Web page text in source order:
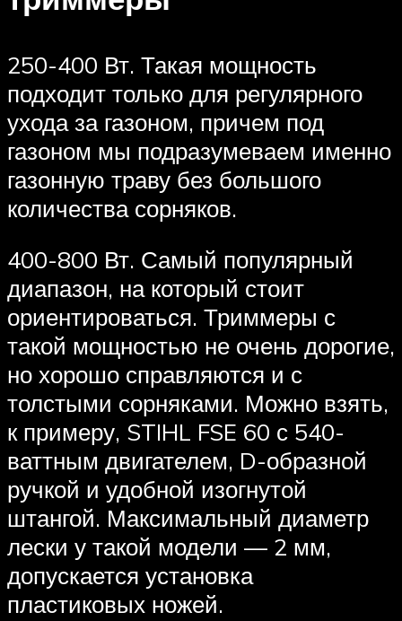
250-400 Вт. Такая мощность
подходит только для регулярного
ухода за газоном, причем под
газоном мы подразумеваем именно
газонную траву без большого
количества сорняков.
400-800 Вт. Самый популярный
диапазон, на который стоит
ориентироваться. Триммеры с
такой мощностью не очень дорогие,
но хорошо справляются и с
толстыми сорняками. Можно взять,
к примеру, STIHL FSE 60 с 540-
ваттным двигателем, D-образной
ручкой и удобной изогнутой
штангой. Максимальный диаметр
лески у такой модели — 2 мм,
допускается установка
пластиковых ножей.